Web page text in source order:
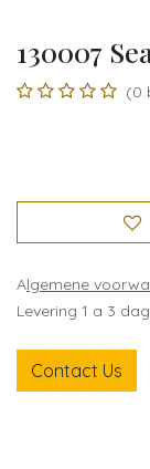
130007
(0
Algemene
Levering 1 a 3
Contact Us